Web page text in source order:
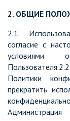
2. ОБЩИЕ
2.1.
согласие с
условиями
Политики
прекратить